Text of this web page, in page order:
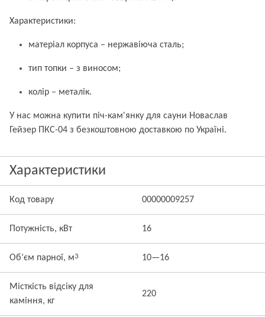
Характеристики:
матеріал корпуса – нержавіюча сталь;
тип топки – з виносом;
колір – металік.
У нас можна купити піч-кам'янку для сауни Новаслав
Гейзер ПКС-04 з безкоштовною доставкою по Україні.
Характеристики
Код товару 00000009257
Потужність, кВт 16
Об’єм парної, м3 10—16
Місткість відсіку для
каміння, кг
220